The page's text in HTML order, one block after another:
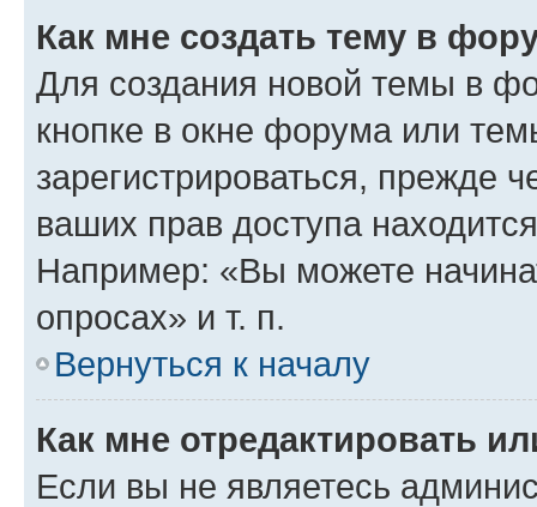
Как мне создать тему в
Для создания новой темы в
кнопке в окне форума или
зарегистрироваться, прежде
ваших прав доступа
Например: «Вы можете
опросах» и т. п.
Вернуться к началу
Как мне отредактировать
Если вы не являетесь